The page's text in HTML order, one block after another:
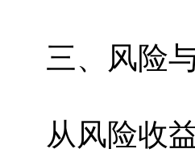
三、风险
从风险收